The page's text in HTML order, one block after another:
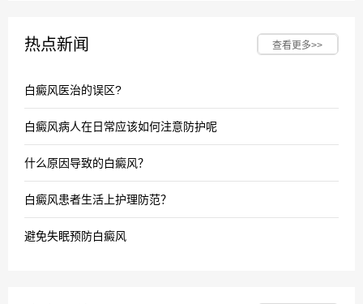
热点新闻 查看更多>>
白癜风医治的误区?
白癜风病人在日常应该如何注意防护呢
什么原因导致的白癜风？
白癜风患者生活上护理防范？
避免失眠预防白癜风